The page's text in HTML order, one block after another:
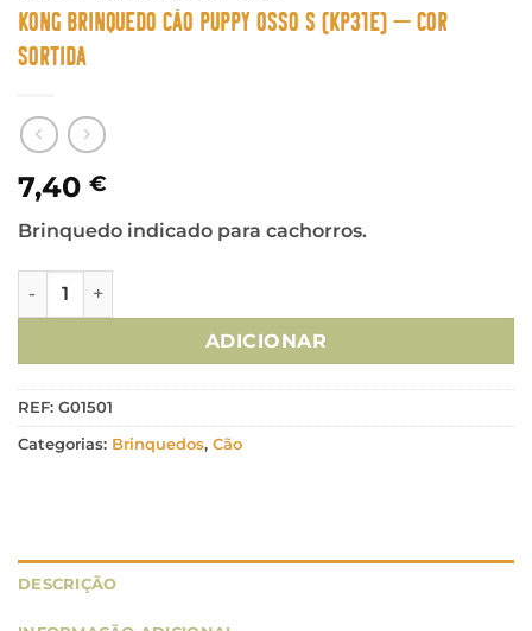
Kong Brinquedo Cão Puppy Osso S (KP31E) – cor
sortida
7,40 €
Brinquedo indicado para cachorros.
Quantidade de Kong Brinquedo Cão Puppy Osso S
ADICIONAR
REF: G01501
Categorias: Brinquedos, Cão
DESCRIÇÃO